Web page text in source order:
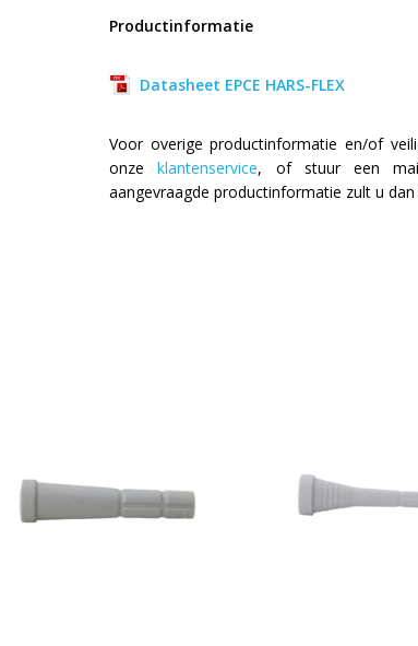
Productinformatie
Datasheet EPCE HARS-FLEX
Voor overige productinformatie en/of
onzeklantenservice, of stuur een
aangevraagde productinformatie zult u